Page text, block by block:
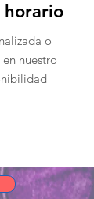
o
nuestro